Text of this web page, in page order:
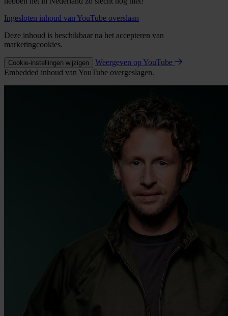
Ingesloten inhoud van YouTube overslaan
Deze inhoud is beschikbaar na het accepteren van
marketingcookies.
Cookie-instellingen wijzigen
Weergeven op YouTube
Embedded inhoud van YouTube overgeslagen.